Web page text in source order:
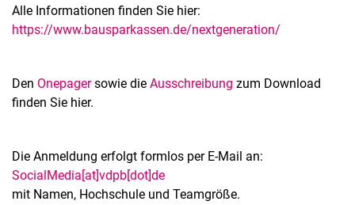
Alle Informationen finden Sie hier:
https://www.bausparkassen.de/nextgeneration/
Den Onepagersowie die Ausschreibung zum Download
finden Sie hier.
Die Anmeldung erfolgt formlos per E-Mail an:
SocialMedia[at]vdpb[dot]de
mit Namen, Hochschule und Teamgröße.